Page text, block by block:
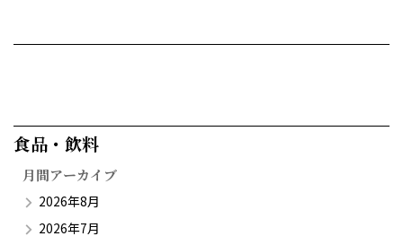
食品・飲料​
月間アーカイブ
2026年8月
2026年7月